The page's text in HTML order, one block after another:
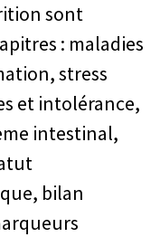
sont
: maladies
stress
et intolérance,
intestinal,
bilan